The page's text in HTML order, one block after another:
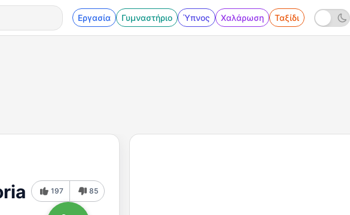
Εργασία Γυμναστήριο Ύπνος Χαλάρωση Ταξίδι
197 85